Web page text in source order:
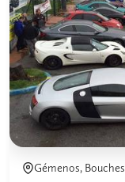
Gémenos,